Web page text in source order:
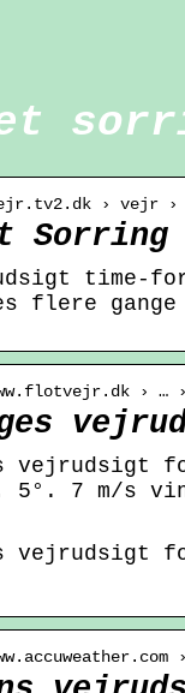
› vejr ›
Sorring
time-
flere
› …
vejrudsigt
5°. 7 m/s
vejrudsigt